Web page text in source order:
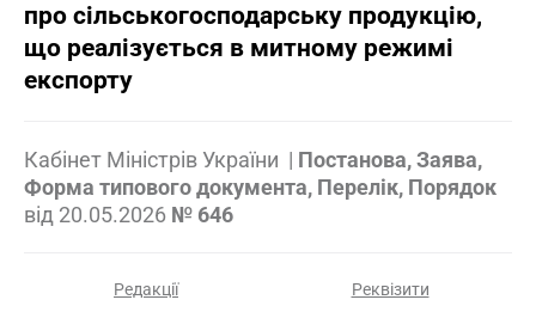
про сільськогосподарську продукцію,
що реалізується в митному режимі
експорту
Кабінет Міністрів України | Постанова, Заява,
Форма типового документа, Перелік, Порядок
від 20.05.2026 № 646
Редакції Реквізити